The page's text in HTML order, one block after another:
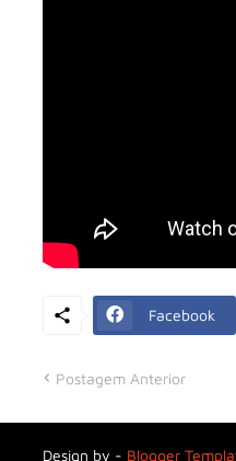
Facebook
Postagem Anterior
Design by - Blogger